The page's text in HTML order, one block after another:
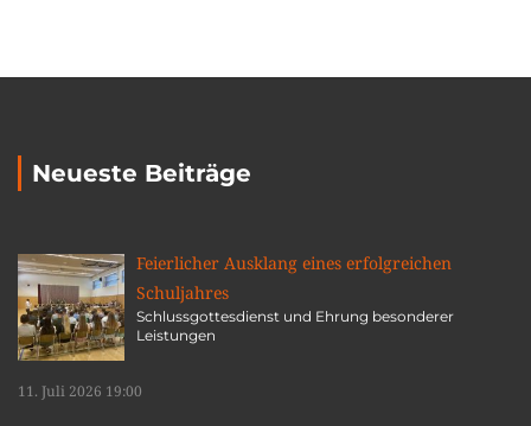
Neueste Beiträge
Feierlicher Ausklang eines erfolgreichen
Schuljahres
Schlussgottesdienst und Ehrung besonderer
Leistungen
11. Juli 2026 19:00